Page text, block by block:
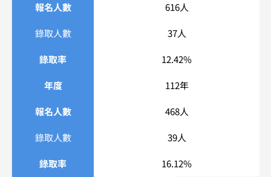
報名人數 616人
錄取人數 37人
錄取率 12.42%
年度 112年
報名人數 468人
錄取人數 39人
錄取率 16.12%